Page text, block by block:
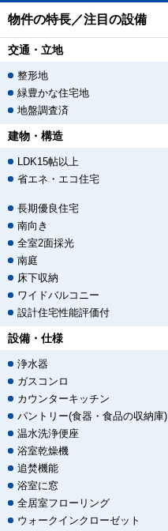
物件の特長／注目の設備
交通・立地
整形地
緑豊かな住宅地
地盤調査済
建物・構造
LDK15帖以上
省エネ・エコ住宅
長期優良住宅
南向き
全室2面採光
南庭
床下収納
ワイドバルコニー
設計住宅性能評価付
設備・仕様
浄水器
ガスコンロ
カウンターキッチン
パントリー(食器・食品の収納庫)
温水洗浄便座
浴室乾燥機
追焚機能
浴室に窓
全居室フローリング
ウォークインクローゼット